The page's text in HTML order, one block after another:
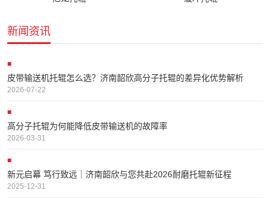
新闻资讯
皮带输送机托辊怎么选？济南韶欣高分子托辊的差异化优势解析
2026-07-22
高分子托辊为何能降低皮带输送机的故障率
2026-03-31
新元启幕 笃行致远｜济南韶欣与您共赴2026耐磨托辊新征程
2025-12-31